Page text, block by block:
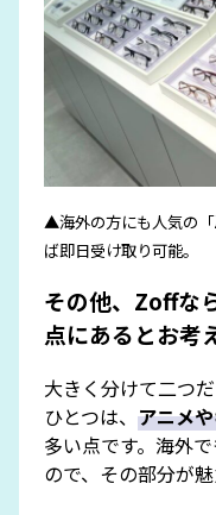
▲海外の方にも人気の
ば即日受け取り可能。
その他、Zoffな
点にあるとお考
大きく分けて二つだ
ひとつは、 アニメ
多い点です。海外
ので、その部分が